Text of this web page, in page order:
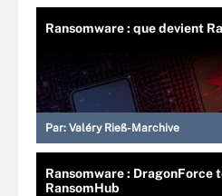
Ransomware : que devient
Par: Valéry Rieß-Marchive
Ransomware : DragonForce
RansomHub